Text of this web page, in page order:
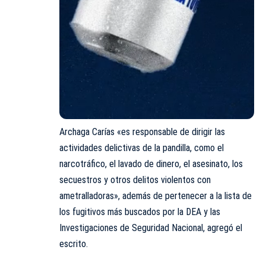
Archaga Carías «es responsable de dirigir las
actividades delictivas de la pandilla, como el
narcotráfico, el lavado de dinero, el asesinato, los
secuestros y otros delitos violentos con
ametralladoras», además de pertenecer a la lista de
los fugitivos más buscados por la DEA y las
Investigaciones de Seguridad Nacional, agregó el
escrito.